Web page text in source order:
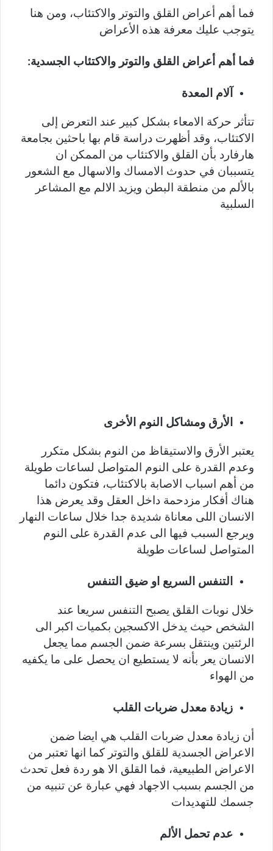
فما أهم أعراض القلق والتوتر والاكتئاب، ومن هنا
يتوجب عليك معرفة هذه الأعراض
فما أهم أعراض القلق والتوتر والاكتئاب الجسدية:
آلام المعدة
تتأثر حركة الامعاء بشكل كبير عند التعرض إلى
الاكتئاب، وقد أظهرت دراسة قام بها باحثين بجامعة
هارفارد بأن القلق والاكتئاب من الممكن ان
يتسببان في حدوث الامساك والاسهال مع الشعور
بالألم من منطقة البطن ويزيد الالم مع المشاعر
السلبية
الأرق ومشاكل النوم الأخرى
يعتبر الأرق والاستيقاظ من النوم بشكل متكرر
وعدم القدرة على النوم المتواصل لساعات طويلة
من أهم اسباب الاصابة بالاكتئاب، فتكون دائما
هناك أفكار مزدحمة داخل العقل وقد يعرض هذا
الانسان اللى معاناة شديدة جدا خلال ساعات النهار
ويرجع السبب فيها الى عدم القدرة على النوم
المتواصل لساعات طويلة
التنفس السريع او ضيق التنفس
خلال نوبات القلق يصبح التنفس سريعا عند
الشخص حيث يدخل الاكسجين بكميات اكبر الى
الرئتين وينتقل بسرعة ضمن الجسم مما يجعل
الانسان يعر بأنه لا يستطيع ان يحصل على ما يكفيه
من الهواء
زيادة معدل ضربات القلب
أن زيادة معدل ضربات القلب هي ايضا ضمن
الاعراض الجسدية للقلق والتوتر كما انها تعتبر من
الاعراض الطبيعية، فما القلق الا هو ردة فعل تحدث
من الجسم بسبب الاجهاد فهي عبارة عن تنبيه من
جسمك للتهديدات
عدم تحمل الألم